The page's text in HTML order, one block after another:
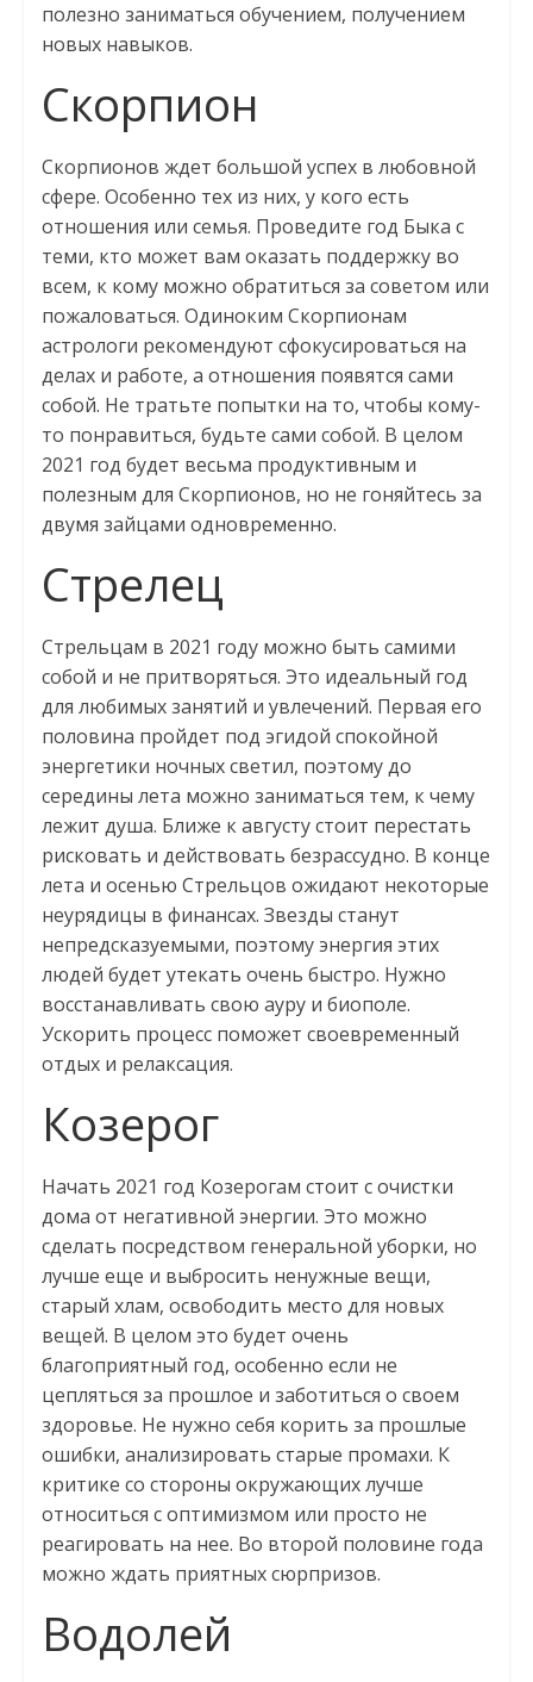
полезно заниматься обучением, получением
новых навыков.
Скорпион
Скорпионов ждет большой успех в любовной
сфере. Особенно тех из них, у кого есть
отношения или семья. Проведите год Быка с
теми, кто может вам оказать поддержку во
всем, к кому можно обратиться за советом или
пожаловаться. Одиноким Скорпионам
астрологи рекомендуют сфокусироваться на
делах и работе, а отношения появятся сами
собой. Не тратьте попытки на то, чтобы кому-
то понравиться, будьте сами собой. В целом
2021 год будет весьма продуктивным и
полезным для Скорпионов, но не гоняйтесь за
двумя зайцами одновременно.
Стрелец
Стрельцам в 2021 году можно быть самими
собой и не притворяться. Это идеальный год
для любимых занятий и увлечений. Первая его
половина пройдет под эгидой спокойной
энергетики ночных светил, поэтому до
середины лета можно заниматься тем, к чему
лежит душа. Ближе к августу стоит перестать
рисковать и действовать безрассудно. В конце
лета и осенью Стрельцов ожидают некоторые
неурядицы в финансах. Звезды станут
непредсказуемыми, поэтому энергия этих
людей будет утекать очень быстро. Нужно
восстанавливать свою ауру и биополе.
Ускорить процесс поможет своевременный
отдых и релаксация.
Козерог
Начать 2021 год Козерогам стоит с очистки
дома от негативной энергии. Это можно
сделать посредством генеральной уборки, но
лучше еще и выбросить ненужные вещи,
старый хлам, освободить место для новых
вещей. В целом это будет очень
благоприятный год, особенно если не
цепляться за прошлое и заботиться о своем
здоровье. Не нужно себя корить за прошлые
ошибки, анализировать старые промахи. К
критике со стороны окружающих лучше
относиться с оптимизмом или просто не
реагировать на нее. Во второй половине года
можно ждать приятных сюрпризов.
Водолей